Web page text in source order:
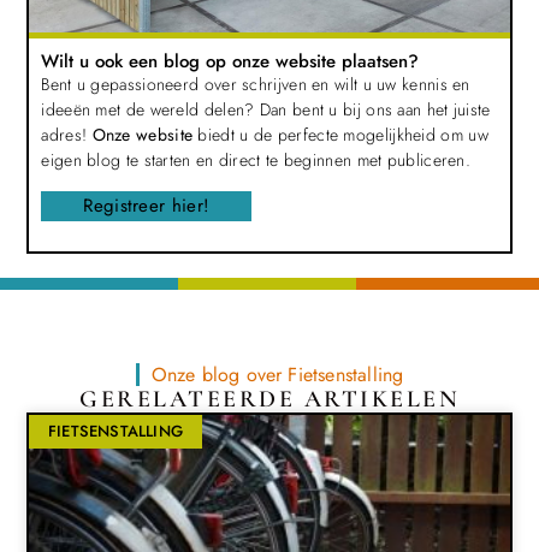
Wilt u ook een blog op onze website plaatsen?
Bent u gepassioneerd over schrijven en wilt u uw kennis en
ideeën met de wereld delen? Dan bent u bij ons aan het juiste
adres! Onze website biedt u de perfecte mogelijkheid om uw
eigen blog te starten en direct te beginnen met publiceren.
Registreer hier!
Onze blog over Fietsenstalling
GERELATEERDE ARTIKELEN
FIETSENSTALLING